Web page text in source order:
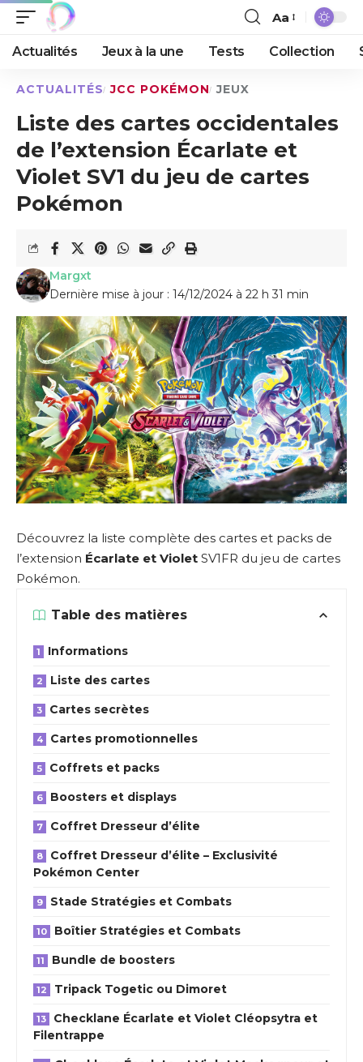
Aa
Actualités Jeux à la une Tests Collection
ACTUALITÉS JCC POKÉMON JEUX
Liste des cartes occidentales
de l’extension Écarlate et
Violet SV1 du jeu de cartes
Pokémon
Dernière mise à jour : 14/12/2024 à 22 h 31 min
Margxt
Découvrez la liste complète des cartes et packs de
l’extension Écarlate et Violet SV1FR du jeu de cartes
Pokémon.
Table des matières
Informations
Liste des cartes
Cartes secrètes
Cartes promotionnelles
Coffrets et packs
Boosters et displays
Coffret Dresseur d’élite
Coffret Dresseur d’élite – Exclusivité
Pokémon Center
Stade Stratégies et Combats
Boîtier Stratégies et Combats
Bundle de boosters
Tripack Togetic ou Dimoret
Checklane Écarlate et Violet Cléopsytra et
Filentrappe